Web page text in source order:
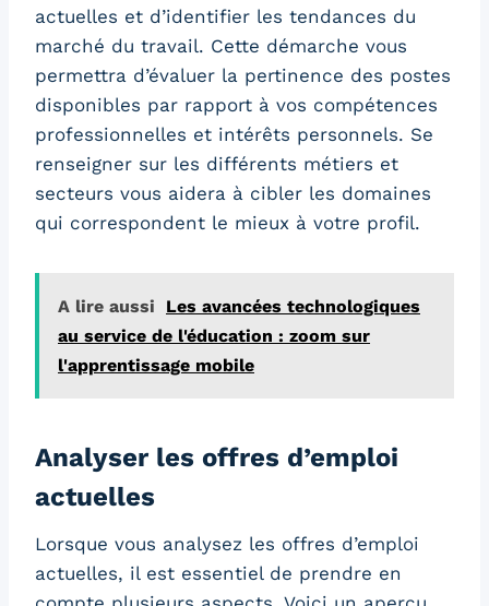
actuelles et d’identifier les tendances du
marché du travail. Cette démarche vous
permettra d’évaluer la pertinence des postes
disponibles par rapport à vos compétences
professionnelles et intérêts personnels. Se
renseigner sur les différents métiers et
secteurs vous aidera à cibler les domaines
qui correspondent le mieux à votre profil.
A lire aussi
Les avancées technologiques
au service de l'éducation : zoom sur
l'apprentissage mobile
Analyser les offres d’emploi
actuelles
Lorsque vous analysez les offres d’emploi
actuelles, il est essentiel de prendre en